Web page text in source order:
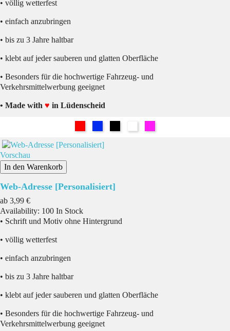
• völlig wetterfest
• einfach anzubringen
• bis zu 3 Jahre haltbar
• klebt auf jeder sauberen und glatten Oberfläche
• Besonders für die hochwertige Fahrzeug- und
Verkehrsmittelwerbung geeignet
• Made with ♥ in Lüdenscheid
Vorschau
In den Warenkorb
Web-Adresse [Personalisiert]
ab Preis
3,99 €
Availability: 100 In Stock
• Schrift und Motiv ohne Hintergrund
• völlig wetterfest
• einfach anzubringen
• bis zu 3 Jahre haltbar
• klebt auf jeder sauberen und glatten Oberfläche
• Besonders für die hochwertige Fahrzeug- und
Verkehrsmittelwerbung geeignet